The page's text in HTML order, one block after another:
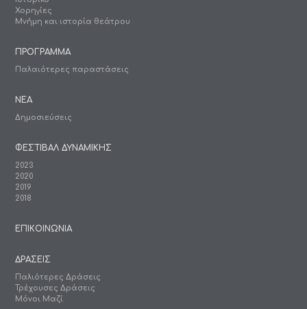
Χορηγίες
Μνήμη και ιστορία θεάτρου
ΠΡΟΓΡΑΜΜΑ
Παλαιότερες παραστάσεις
ΝΕΑ
Δημοσιεύσεις
ΦΕΣΤΙΒΑΛ ΔΥΝΑΜΙΚΗΣ
2023
2020
2019
2018
ΕΠΙΚΟΙΝΩΝΙΑ
ΔΡΑΣΕΙΣ
Παλιότερες Δράσεις
Τρέχουσες Δράσεις
Μόνοι Μαζί